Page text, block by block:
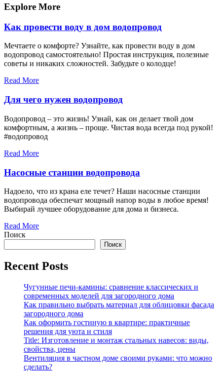
записям
Explore More
Как провести воду в дом водопровод
Мечтаете о комфорте? Узнайте, как провести воду в дом
водопровод самостоятельно! Простая инструкция, полезные
советы и никаких сложностей. Забудьте о колодце!
Read More
Для чего нужен водопровод
Водопровод – это жизнь! Узнай, как он делает твой дом
комфортным, а жизнь – проще. Чистая вода всегда под рукой!
#водопровод
Read More
Насосные станции водопровода
Надоело, что из крана еле течет? Наши насосные станции
водопровода обеспечат мощный напор воды в любое время!
Выбирай лучшее оборудование для дома и бизнеса.
Read More
Поиск
Поиск
Recent Posts
Чугунные печи-камины: сравнение классических и
современных моделей для загородного дома
Как правильно выбрать материал для облицовки фасада
загородного дома
Как оформить гостиную в квартире: практичные
решения для уюта и стиля
Title: Изготовление и монтаж стальных навесов: виды,
свойства, цены
Вентиляция в частном доме своими руками: что можно
сделать?